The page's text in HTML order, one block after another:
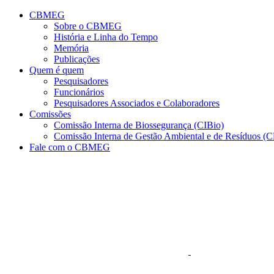
Conteúdo principal
CBMEG
Sobre o CBMEG
História e Linha do Tempo
Memória
Publicações
Quem é quem
Pesquisadores
Funcionários
Pesquisadores Associados e Colaboradores
Comissões
Comissão Interna de Biossegurança (CIBio)
Comissão Interna de Gestão Ambiental e de Resíduos
Fale com o CBMEG